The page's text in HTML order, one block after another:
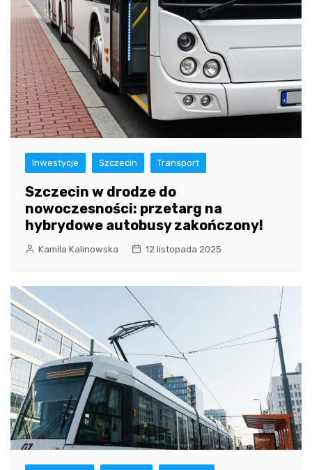
Inwestycje Szczecin Transport
Szczecin w drodze do
nowoczesności: przetarg na
hybrydowe autobusy zakończony!
Kamila Kalinowska 12 listopada 2025